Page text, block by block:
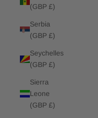
(GBP £)
Serbia
(GBP £)
Seychelles
(GBP £)
Sierra
Leone
(GBP £)